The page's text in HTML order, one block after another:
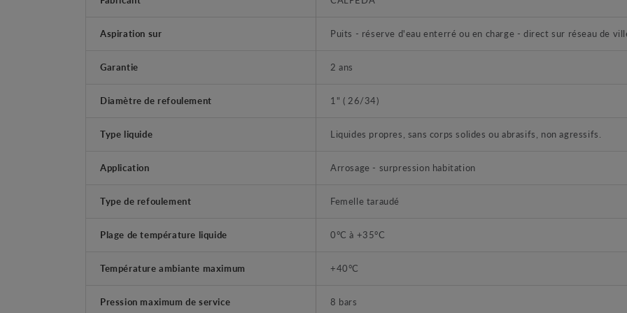
Aspiration sur Puits - réserve d'eau enterré ou en charge - direct sur réseau de
Garantie 2 ans
Diamètre de refoulement 1" ( 26/34)
Type liquide Liquides propres, sans corps solides ou abrasifs, non agressifs.
Application Arrosage - surpression habitation
Type de refoulement Femelle taraudé
Plage de température liquide 0°C à +35°C
Température ambiante maximum +40°C
Pression maximum de service 8 bars